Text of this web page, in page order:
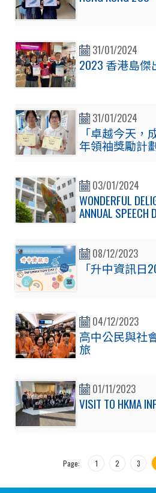
31/01/2024
2023 香港島
31/01/2024
「卓越今天，
年領袖獎勵計
03/01/2024
WONDERFUL
ANNUAL
08/12/2023
「升中資訊日
04/12/2023
高中公民與社
旅
01/11/2023
VISIT TO HKMA
Page: 1 2 3